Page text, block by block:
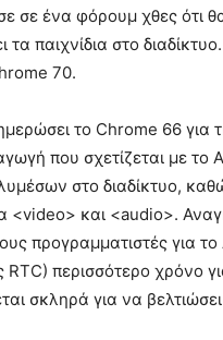
σε ένα φόρουμ χθες ότι
παιχνίδια στο
70.
το Chrome 66 για
που σχετίζεται με το
στο διαδίκτυο,
<video> και <audio>.
προγραμματιστές για
RTC) περισσότερο χρόνο
σκληρά για να